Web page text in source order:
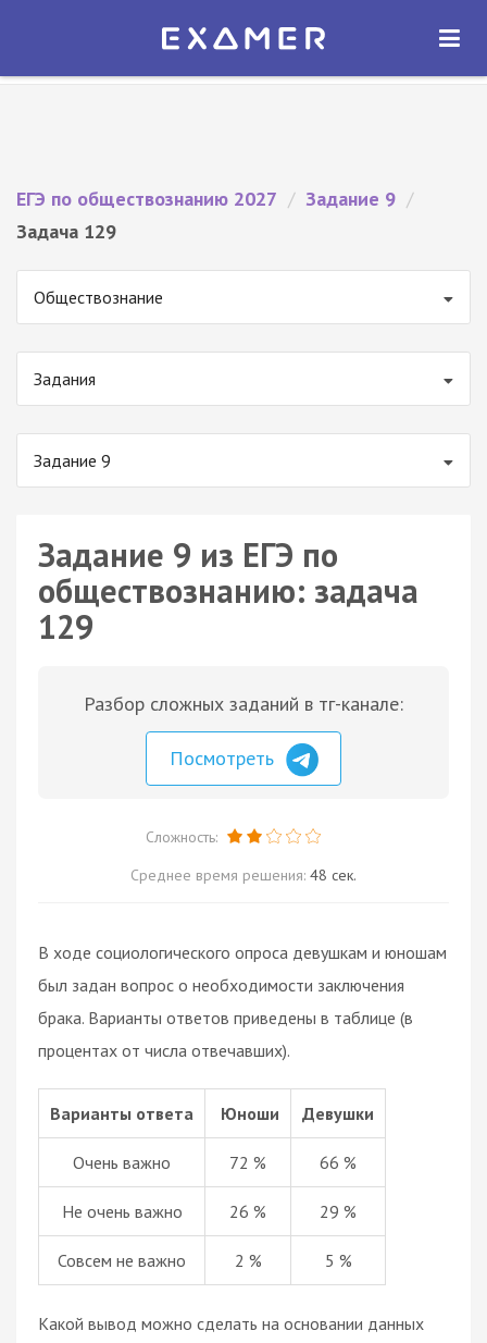
Экзамер — ЕГЭ 2027
ОТКРЫТЬ
ЕГЭ по обществознанию 2027 / Задание 9 /
Задача 129
Обществознание
Задания
Задание 9
Задание 9 из ЕГЭ по
обществознанию: задача
129
Разбор сложных заданий в тг-канале:
Посмотреть
Сложность:
Среднее время решения: 48 сек.
В ходе социологического опроса девушкам и юношам
был задан вопрос о необходимости заключения
брака. Варианты ответов приведены в таблице (в
процентах от числа отвечавших).
Варианты ответа Юноши Девушки
Очень важно 72 % 66 %
Не очень важно 26 % 29 %
Совсем не важно 2 % 5 %
Какой вывод можно сделать на основании данных